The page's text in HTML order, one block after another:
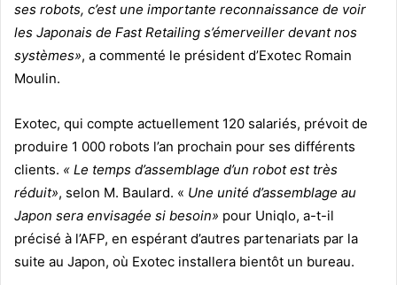
ses robots, c’est une importante reconnaissance de voir
les Japonais de Fast Retailing s’émerveiller devant nos
systèmes», a commenté le président d’Exotec Romain
Moulin.
Exotec, qui compte actuellement 120 salariés, prévoit de
produire 1 000 robots l’an prochain pour ses différents
clients. « Le temps d’assemblage d’un robot est très
réduit», selon M. Baulard. « Une unité d’assemblage au
Japon sera envisagée si besoin» pour Uniqlo, a-t-il
précisé à l’AFP, en espérant d’autres partenariats par la
suite au Japon, où Exotec installera bientôt un bureau.